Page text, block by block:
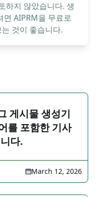
하지 않았습니다. 생
면 AIPRM을 무료로
것이 좋습니다.
게시물 생성기
를 포함한 기사
다.
March 12, 2026